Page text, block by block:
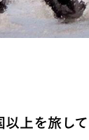
上を旅し